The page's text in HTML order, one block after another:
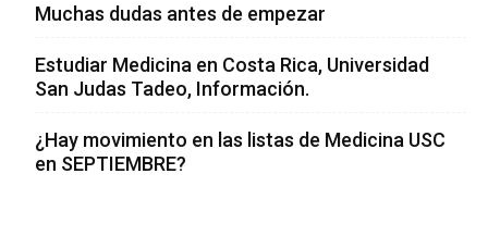
Muchas dudas antes de empezar
Estudiar Medicina en Costa Rica, Universidad
San Judas Tadeo, Información.
¿Hay movimiento en las listas de Medicina USC
en SEPTIEMBRE?